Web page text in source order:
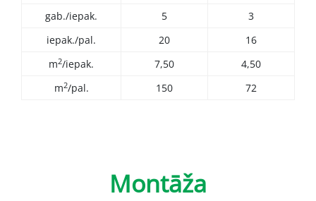
gab./iepak.
5
3
iepak./pal.
20
16
m2/iepak. 7,50
4,50
m2/pal. 150 72
Montāža